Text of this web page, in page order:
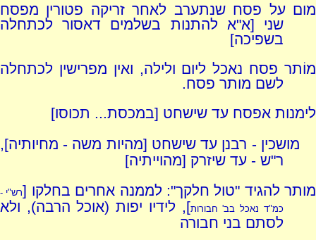
מום על פסח שנתערב לאחר זריקה פטורין מפסח
שני [א"א להתנות בשלמים דאסור לכתחלה
בשפיכה]
מוֹתר פסח נאכל ליום ולילה, ואין מפרישין לכתחלה
לשם מותר פסח.
לימנות אפסח עד שישחט [במכסת... תכוסו]
מושכין - רבנן עד שישחט [מהיות משה - מחיותיה],
ר"ש - עד שיזרק [מהוייתיה]
מותר להגיד "טול חלקך": לממנה אחרים בחלקו [רש"י -
כמ"ד נאכל בב' חבורות], לידיו יפות (אוכל הרבה), ולא
לסתם בני חבורה